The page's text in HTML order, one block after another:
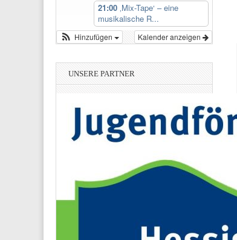
21:00 ‚Mix-Tape‘ – eine
musikalische R...
Kalender anzeigen
Hinzufügen
UNSERE PARTNER